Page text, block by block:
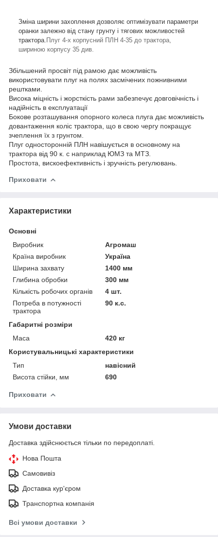
Зміна ширини захоплення дозволяє оптимізувати параметри
оранки залежно від стану грунту і тягових можливостей
трактора. Плуг 4-х корпусний ПЛН 4-35 до трактора,
шириною корпусу 35 див.
Збільшений просвіт під рамою дає можливість
використовувати плуг на полях засмічених пожнивними
рештками.
Висока міцність і жорсткість рами забезпечує довговічність і
надійність в експлуатації
Бокове розташування опорного колеса плуга дає можливість
довантаження коліс трактора, що в свою чергу покращує
зчеплення їх з грунтом.
Плуг односторонній ПЛН навішується в основному на
трактора від 90 к. с наприклад ЮМЗ та МТЗ.
Простота, вискоефективність і зручність регулювань.
Приховати
Характеристики
Основні
Виробник
Агромаш
Країна виробник
Україна
Ширина захвату
1400 мм
Глибина обробки
300 мм
Кількість робочих органів
4 шт.
Потреба в потужності
трактора
90 к.с.
Габаритні розміри
Маса
420 кг
Користувальницькі характеристики
Тип
навісний
Висота стійки, мм
690
Приховати
Умови доставки
Доставка здійснюється тільки по передоплаті.
Нова Пошта
Самовивіз
Доставка кур'єром
Транспортна компанія
Всі умови доставки